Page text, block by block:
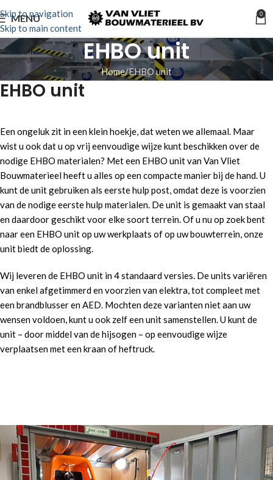
Skip to navigation
Skip to main content
MENU 0
EHBO unit
Home EHBO unit
EHBO unit
Een ongeluk zit in een klein hoekje, dat weten we allemaal. Maar
wist u ook dat u op vrij eenvoudige wijze kunt beschikken over de
nodige EHBO materialen? Met een EHBO unit van Van Vliet
Bouwmaterieel heeft u alles op een compacte manier bij de hand. U
kunt de unit gebruiken als eerste hulp post, omdat deze is voorzien
van de nodige eerste hulp materialen. De unit is gemaakt van staal
en daardoor geschikt voor elke soort terrein. Of u nu op zoek bent
naar een EHBO unit op uw werkplaats of op uw bouwterrein, onze
unit biedt de oplossing.
Wij leveren de EHBO unit in 4 standaard versies. De units variëren
van enkel afgetimmerd en voorzien van elektra, tot compleet met
een brandblusser en AED. Mochten deze varianten niet aan uw
wensen voldoen, kunt u ook zelf een unit samenstellen. U kunt de
unit – door middel van de hijsogen – op eenvoudige wijze
verplaatsen met een kraan of heftruck.